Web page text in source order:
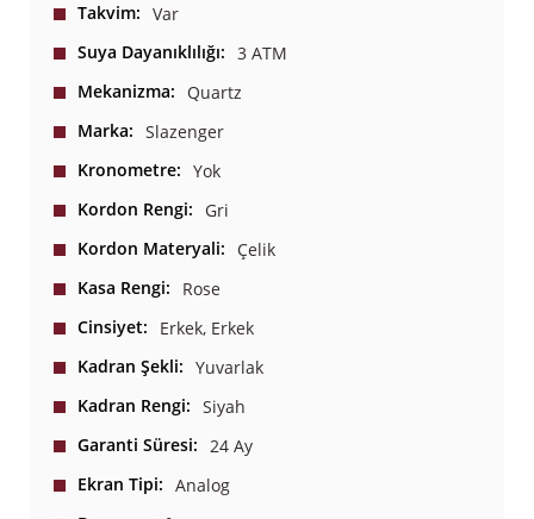
Takvim
Var
Suya Dayanıklılığı
3 ATM
Mekanizma
Quartz
Marka
Slazenger
Kronometre
Yok
Kordon Rengi
Gri
Kordon Materyali
Çelik
Kasa Rengi
Rose
Cinsiyet
Erkek Erkek
Kadran Şekli
Yuvarlak
Kadran Rengi
Siyah
Garanti Süresi
24 Ay
Ekran Tipi
Analog